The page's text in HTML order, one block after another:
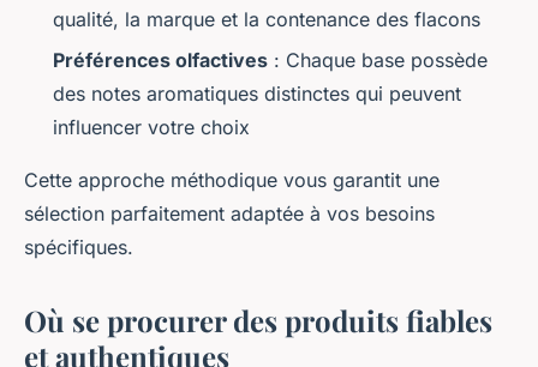
qualité, la marque et la contenance des flacons
Préférences olfactives : Chaque base possède
des notes aromatiques distinctes qui peuvent
influencer votre choix
Cette approche méthodique vous garantit une
sélection parfaitement adaptée à vos besoins
spécifiques.
Où se procurer des produits fiables
et authentiques